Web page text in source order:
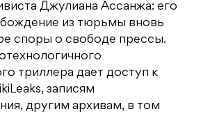
Джулиана Ассанжа: его
из тюрьмы вновь
споры о свободе прессы.
триллера дает доступ к
записям
другим архивам, в том